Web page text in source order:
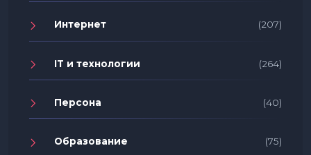
Интернет (207)
IT и технологии (264)
Персона (40)
Образование (75)